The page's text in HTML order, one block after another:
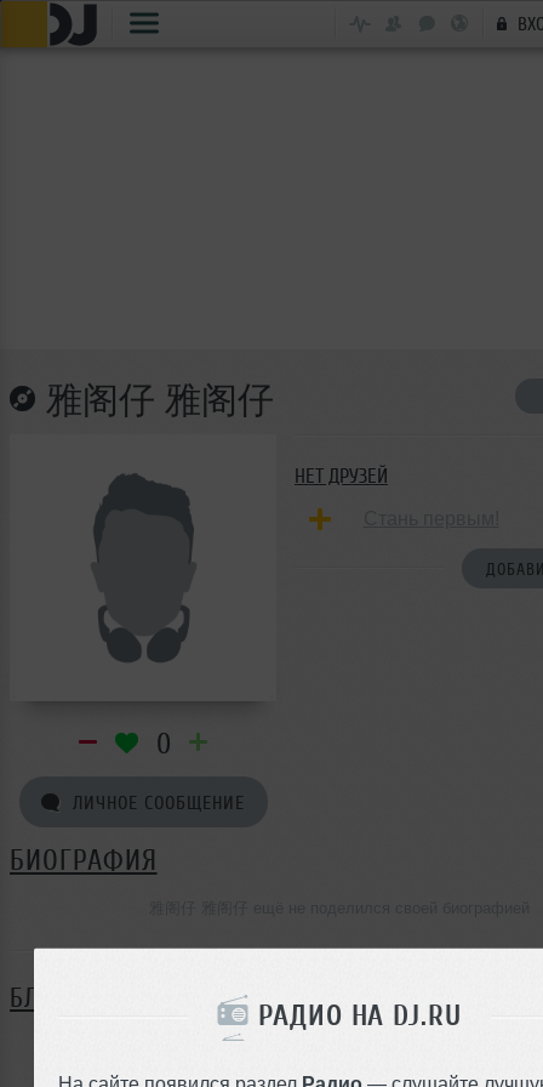
РАДИО НА DJ.RU
На сайте появился раздел Радио — слушайте
雅阁仔 雅阁仔
0
ЛИЧНОЕ СООБЩЕНИЕ
НЕТ ДРУЗЕЙ
БИОГРАФИЯ
БЛОГ